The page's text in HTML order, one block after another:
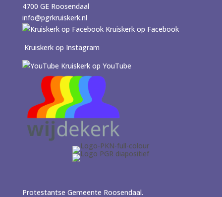
4700 GE Roosendaal
info@pgrkruiskerk.nl
Kruiskerk op Facebook
Kruiskerk op Instagram
Kruiskerk op YouTube
Protestantse Gemeente Roosendaal.